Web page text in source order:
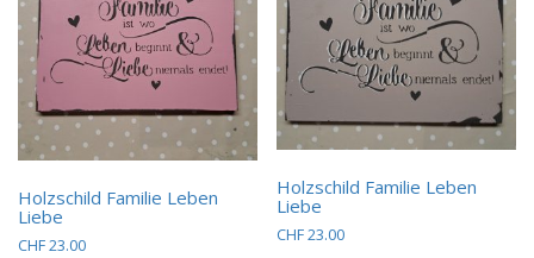
Holzschild Familie Leben
Liebe
CHF23.00
Holzschild Familie Leben
Liebe
CHF23.00